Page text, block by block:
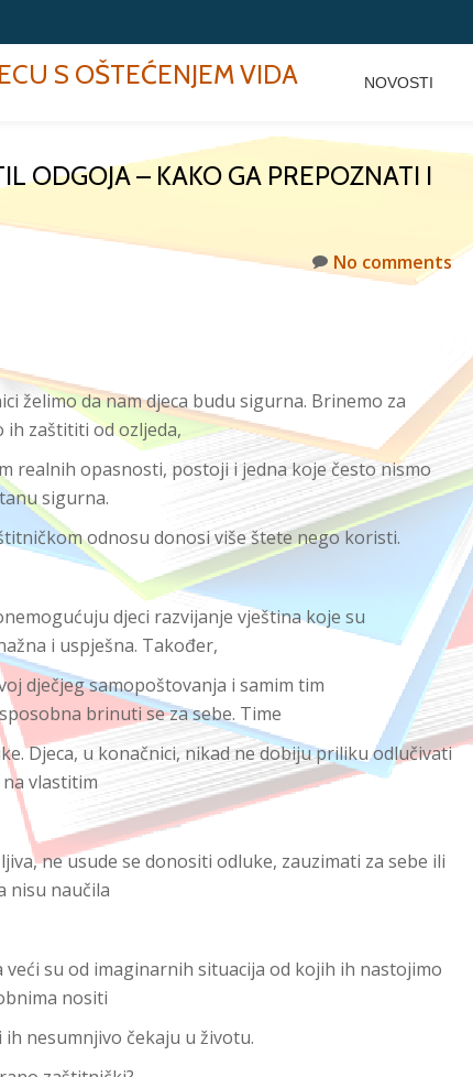
S OŠTEĆENJEM VIDA NOVOSTI
ODGOJA – KAKO GA PREPOZNATI I
No comments
želimo da nam djeca budu sigurna. Brinemo za
zaštititi od ozljeda,
realnih opasnosti, postoji i jedna koje često nismo
sigurna.
odnosu donosi više štete nego koristi.
djeci razvijanje vještina koje su
i uspješna. Također,
dječjeg samopoštovanja i samim tim
brinuti se za sebe. Time
Djeca, u konačnici, nikad ne dobiju priliku odlučivati
vlastitim
ne usude se donositi odluke, zauzimati za sebe ili
nisu naučila
veći su od imaginarnih situacija od kojih ih nastojimo
nositi
nesumnjivo čekaju u životu.